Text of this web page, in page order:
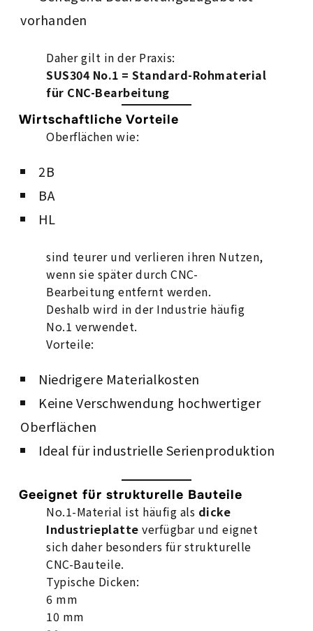
vorhanden
Daher gilt in der Praxis:
SUS304 No.1 = Standard-Rohmaterial
für CNC-Bearbeitung
Wirtschaftliche Vorteile
Oberflächen wie:
2B
BA
HL
sind teurer und verlieren ihren Nutzen,
wenn sie später durch CNC-
Bearbeitung entfernt werden.
Deshalb wird in der Industrie häufig
No.1 verwendet.
Vorteile:
Niedrigere Materialkosten
Keine Verschwendung hochwertiger
Oberflächen
Ideal für industrielle Serienproduktion
Geeignet für strukturelle Bauteile
No.1-Material ist häufig als dicke
Industrieplatte verfügbar und eignet
sich daher besonders für strukturelle
CNC-Bauteile.
Typische Dicken:
6 mm
10 mm